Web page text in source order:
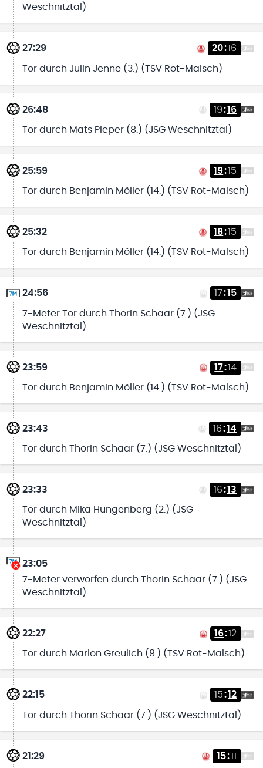
Weschnitztal)
27:29 20:16
Tor durch Julin Jenne (3.) (TSV Rot-Malsch)
26:48 19:16
Tor durch Mats Pieper (8.) (JSG Weschnitztal)
25:59 19:15
Tor durch Benjamin Möller (14.) (TSV Rot-Malsch)
25:32 18:15
Tor durch Benjamin Möller (14.) (TSV Rot-Malsch)
24:56 17:15
7-Meter Tor durch Thorin Schaar (7.) (JSG
Weschnitztal)
23:59 17:14
Tor durch Benjamin Möller (14.) (TSV Rot-Malsch)
23:43 16:14
Tor durch Thorin Schaar (7.) (JSG Weschnitztal)
23:33 16:13
Tor durch Mika Hungenberg (2.) (JSG
Weschnitztal)
23:05
7-Meter verworfen durch Thorin Schaar (7.) (JSG
Weschnitztal)
22:27 16:12
Tor durch Marlon Greulich (8.) (TSV Rot-Malsch)
22:15 15:12
Tor durch Thorin Schaar (7.) (JSG Weschnitztal)
21:29 15:11